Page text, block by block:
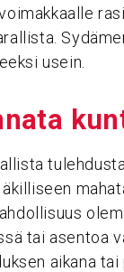
usein.
tai asentoa
aikana